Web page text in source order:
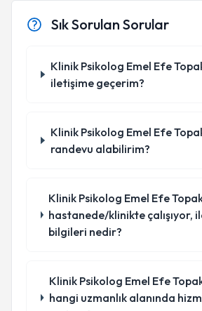
Sık Sorulan Sorular
Klinik Psikolog Emel Efe
iletişime geçerim?
Klinik Psikolog Emel Efe
randevu alabilirim?
Klinik Psikolog Emel Efe
hastanede/klinikte çalışıyor,
bilgileri nedir?
Klinik Psikolog Emel Efe
hangi uzmanlık alanında